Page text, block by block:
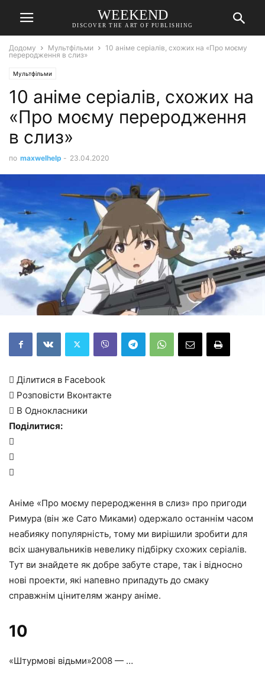
WEEKEND
DISCOVER THE ART OF PUBLISHING
Додому Мультфільми
10 аніме серіалів, схожих на «Про моєму
переродження в слиз»
Мультфільми
10 аніме серіалів, схожих на
«Про моєму переродження
в слиз»
по maxwelhelp - 23.04.2020
 Ділитися в Facebook
 Розповісти Вконтакте
 В Однокласники
Поділитися:



Аніме «Про моєму переродження в слиз» про пригоди
Римура (він же Сато Миками) одержало останнім часом
неабияку популярність, тому ми вирішили зробити для
всіх шанувальників невелику підбірку схожих серіалів.
Тут ви знайдете як добре забуте старе, так і відносно
нові проекти, які напевно припадуть до смаку
справжнім цінителям жанру аніме.
10
«Штурмові відьми»2008 — …